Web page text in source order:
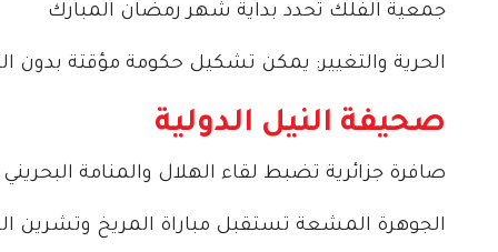
جمعية الفلك تحدد بداية شهر رمضان المبارك
الحرية والتغيير: يمكن تشكيل حكومة مؤقتة بدون
صحيفة النيل الدولية
صافرة جزائرية تضبط لقاء الهلال والمنامة البحريني
الجوهرة المشعة تستقبل مباراة المريخ وتشرين